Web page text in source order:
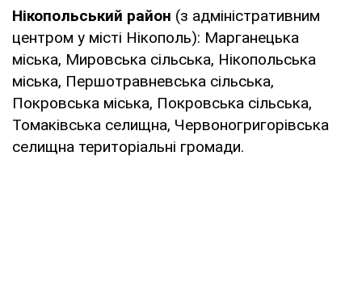
Нікопольський район (з адміністративним
центром у місті Нікополь): Марганецька
міська, Мировська сільська, Нікопольська
міська, Першотравневська сільська,
Покровська міська, Покровська сільська,
Томаківська селищна, Червоногригорівська
селищна територіальні громади.